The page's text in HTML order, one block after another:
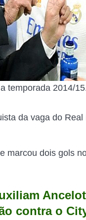
temporada 2014/
da vaga do
marcou dois gols
contra o